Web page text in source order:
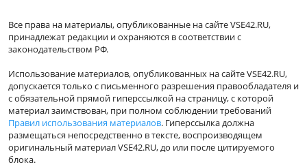
Все права на материалы, опубликованные на сайте VSE42.RU,
принадлежат редакции и охраняются в соответствии с
законодательством РФ.
Использование материалов, опубликованных на сайте VSE42.RU,
допускается только с письменного разрешения правообладателя и
с обязательной прямой гиперссылкой на страницу, с которой
материал заимствован, при полном соблюдении требований
Правил использования материалов. Гиперссылка должна
размещаться непосредственно в тексте, воспроизводящем
оригинальный материал VSE42.RU, до или после цитируемого
блока.